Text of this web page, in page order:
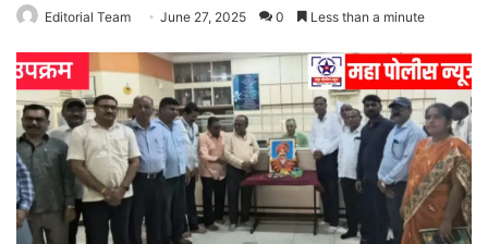
Editorial Team June 27, 2025 0 Less than a minute